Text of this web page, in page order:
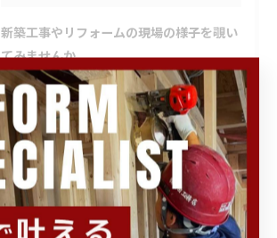
新築工事やリフォームの現場の様子を覗い
てみませんか
どのような施工を請け負っている工務店な
のか知りたい、勤務中の雰囲気を見てみた
い、といったご要望にお応えするため、大
工たちの業務の一場面を切り取ったブログ
を更新していますのでご参照ください。新
人・先輩を問わず、全員が快適に働けるよ
う、コミュニケーションを取りながら共に